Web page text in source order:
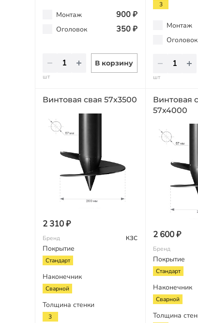
Монтаж 900 ₽
Оголовок 350 ₽
В корзину
шт
3
Монтаж
Оголовок
шт
Винтовая свая 57х3500
2 310 ₽
Бренд КЗС
Покрытие
Стандарт
Наконечник
Сварной
Толщина стенки
3
Винтовая
57х4000
2 600 ₽
Бренд
Покрытие
Стандарт
Наконечник
Сварной
Толщина